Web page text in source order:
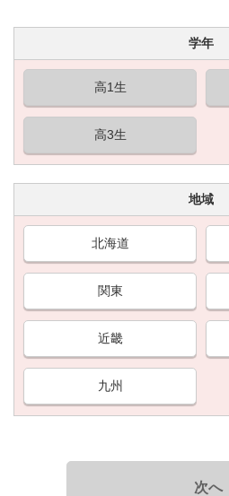
学年
高1生
高3生
地域
北海道
関東
近畿
九州
次へ